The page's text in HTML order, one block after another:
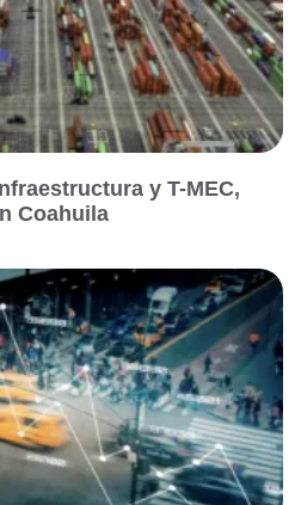
y T-MEC,
Coahuila